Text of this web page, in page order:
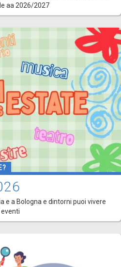
aa 2026/2027
e a Bologna e dintorni puoi vivere